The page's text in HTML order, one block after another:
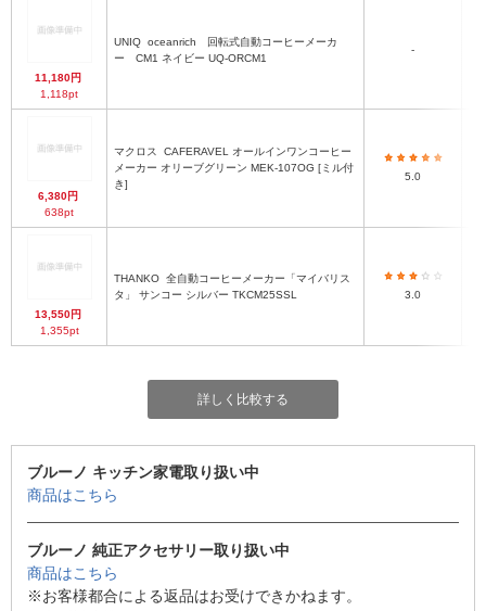
11,180円
1,118pt
UNIQ
ー CM1 ネイビー UQ-ORCM1
-
6,380円
638pt
マクロス
メーカー オリーブグリーン MEK-107OG [ミル付
き]
5.0
13,550円
1,355pt
THANKO
タ」 サンコー シルバー TKCM25SSL
3.0
詳しく比較する
ブルーノ キッチン家電取り扱い中
商品はこちら
ブルーノ 純正アクセサリー取り扱い中
商品はこちら
※お客様都合による返品はお受けできかねます。